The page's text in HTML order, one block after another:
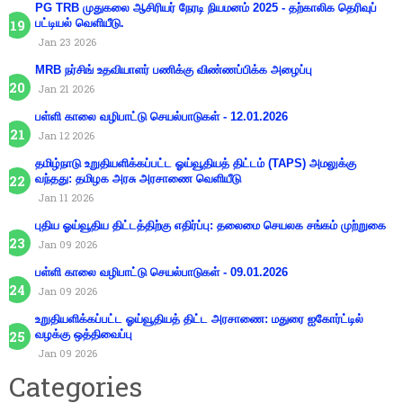
PG TRB முதுகலை ஆசிரியர் நேரடி நியமனம் 2025 - தற்காலிக தெரிவுப்
பட்டியல் வெளியீடு.
Jan 23 2026
MRB நர்சிங் உதவியாளர் பணிக்கு விண்ணப்பிக்க அழைப்பு
Jan 21 2026
பள்ளி காலை வழிபாட்டு செயல்பாடுகள் - 12.01.2026
Jan 12 2026
தமிழ்நாடு உறுதியளிக்கப்பட்ட ஓய்வூதியத் திட்டம் (TAPS) அமலுக்கு
வந்தது: தமிழக அரசு அரசாணை வெளியீடு
Jan 11 2026
புதிய ஓய்வூதிய திட்டத்திற்கு எதிர்ப்பு: தலைமை செயலக சங்கம் முற்றுகை
Jan 09 2026
பள்ளி காலை வழிபாட்டு செயல்பாடுகள் - 09.01.2026
Jan 09 2026
உறுதியளிக்கப்பட்ட ஓய்வூதியத் திட்ட அரசாணை: மதுரை ஐகோர்ட்டில்
வழக்கு ஒத்திவைப்பு
Jan 09 2026
Categories